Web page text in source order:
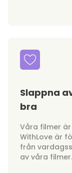
Slappna
bra
Våra filmer
WithLove är
från
av våra filmer.